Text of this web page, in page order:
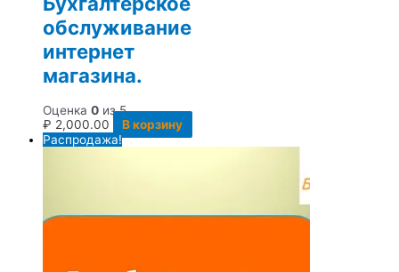
обслуживание
интернет
магазина.
Оценка 0 из 5
₽ 2,000.00
В корзину
Распродажа!